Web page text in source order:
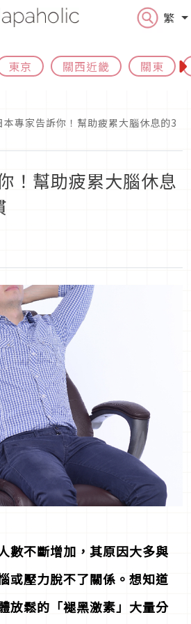
繁
東京 關西近畿 關東
本專家告訴你！幫助疲累大腦休息的3
！幫助疲累大腦休息
數不斷增加，其原因大多與
或壓力脫不了關係。想知道
放鬆的「褪黑激素」 大量分